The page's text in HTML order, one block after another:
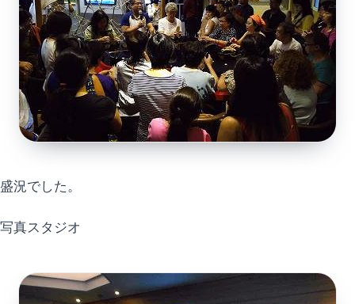
盛況でした。
写真スタジオ